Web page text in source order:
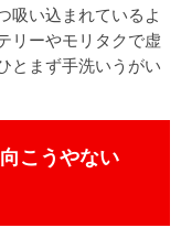
吸い込まれているよ
リーやモリタクで虚
とまず手洗いうがい
こうやない